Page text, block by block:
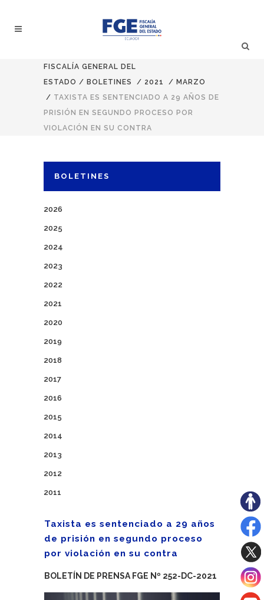
FISCALÍA GENERAL DEL
ESTADO / BOLETINES / 2021 / MARZO
/ TAXISTA ES SENTENCIADO A 29 AÑOS DE
PRISIÓN EN SEGUNDO PROCESO POR
VIOLACIÓN EN SU CONTRA
BOLETINES
2026
2025
2024
2023
2022
2021
2020
2019
2018
2017
2016
2015
2014
2013
2012
2011
Taxista es sentenciado a 29 años
de prisión en segundo proceso
por violación en su contra
BOLETÍN DE PRENSA FGE Nº 252-DC-2021